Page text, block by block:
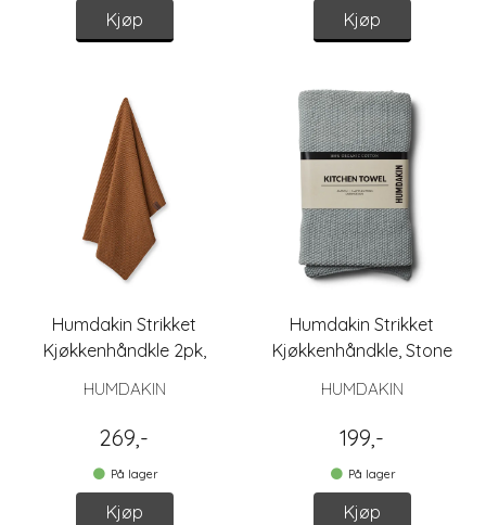
Kjøp Kjøp
Humdakin Strikket
Kjøkkenhåndkle 2pk,
HUMDAKIN
269,-
På lager
Kjøp
Humdakin Strikket
Kjøkkenhåndkle, Stone
HUMDAKIN
199,-
På lager
Kjøp